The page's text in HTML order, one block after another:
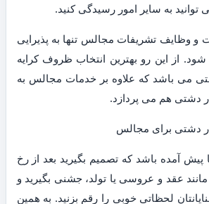
به سایر امور رسیدگی کنید.
و وظایف تشریفات مجالس تنها به پذیرایی
از این رو بهترین انتخاب ظروف کرایه
می باشد که علاوه بر خدمات مجالس به
دشتی هم می پردازد.
دشتی برای مجالس
پیش آمده باشد که تصمیم بگیرید بعد از رخ
عقد و عروسی یا تولد، جشنی بگیرید و
لحظاتی خوبی را رقم بزنید. به همین